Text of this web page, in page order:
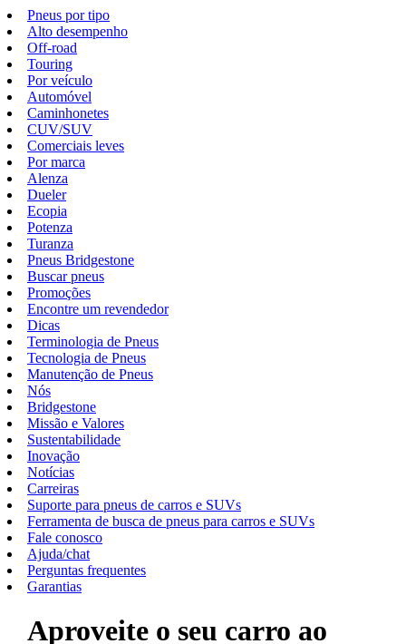
Pneus por tipo
Alto desempenho
Off-road
Touring
Por veículo
Automóvel
Caminhonetes
CUV/SUV
Comerciais leves
Por marca
Alenza
Dueler
Ecopia
Potenza
Turanza
Pneus Bridgestone
Buscar pneus
Promoções
Encontre um revendedor
Dicas
Terminologia de Pneus
Tecnologia de Pneus
Manutenção de Pneus
Nós
Bridgestone
Missão e Valores
Sustentabilidade
Inovação
Notícias
Carreiras
Suporte para pneus de carros e SUVs
Ferramenta de busca de pneus para carros e SUVs
Fale conosco
Ajuda/chat
Perguntas frequentes
Garantias
Aproveite o seu carro ao